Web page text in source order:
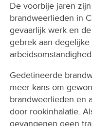
De voorbije jaren
brandweerlieden in
gevaarlijk werk en
gebrek aan
Gedetineerde
meer kans om
brandweerlieden en
door rookinhalatie.
gevangenen geen